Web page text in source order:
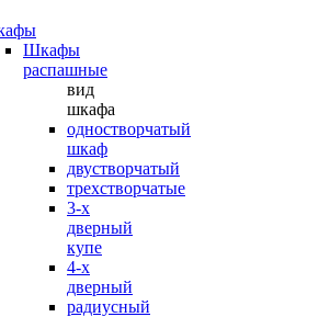
Шкафы
распашные
вид
шкафа
одностворчатый
шкаф
двустворчатый
трехстворчатые
3-х
дверный
купе
4-х
дверный
радиусный